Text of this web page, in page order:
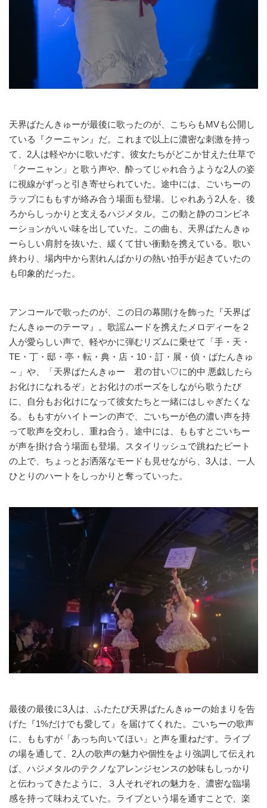
天界ばたんきゅーが最後に歌ったのが、こちらもMVも公開し
ている『クーニャン』だ。これまで以上に濃密な刺激を持っ
て、2人は軽やかに歌いだす。彼女たちがどこか甘えた仕草で
「クーニャン」と歌う声や、酔ってじゃれ合うような2人の姿
に視線がずっと引き寄せられていた。途中には、ごいちーの
ラップにももすが絡み合う場面も登場。じゃれあう2人を、後
ろからしっかりと支えるハジメタル。この動と静のコンビネ
ーションがいい味を出していた。この曲も、天界ばたんきゅ
ーらしい肩肘を抜いた、緩くて甘い衝動を携えている。歌い
終わり、場内中から割れんばかりの熱い拍手が起きていたの
も印象的だった。
アンコールで歌ったのが、この日の幕開けを飾った『天界ば
たんきゅーのテーマ』。歌謡ムードを携えたメロディーを２
人が愛らしい声で、軽やかに弾むリズムに乗せて「手・天・
TE・丁・邸・亭・転・典・店・10・訂・展・偵・ばたんきゅ
～」や、「天界ばたんきゅー 君の甘い♡に的中 悪戯したら
お化けになれるぞ」とお化けのポーズをしながら歌うたび
に、自分もお化けになって彼女たちと一緒にはしゃぎたくな
る。ももすがハイトーンの声で、ごいちーが色の濃い声を持
って歌声を交わし、重ね合う。途中には、ももすとごいちー
が声を掛け合う場面も登場。スタイリッシュで跳ねたビート
の上で、ちょっとお洒落なモードも見せながら、3人は、一人
ひとりのハートをしっかりと奪っていった。
最後の最後に3人は、ふたたび天界ばたんきゅーの始まりを告
げた『1%だけでも愛して』を届けてくれた。ごいちーの歌声
に、ももすが「あっち向いてほい」と声を重ねだす。ライブ
の場を通して、2人の歌声の魅力や個性をより強調して伝えれ
ば、ハジメタルのテクノなアレンジセンスの妙味もしっかり
と伝わってきたように、３人それぞれの魅力を、濃密な臨場
感を持って味わえていた。ライブという場を通すことで、楽